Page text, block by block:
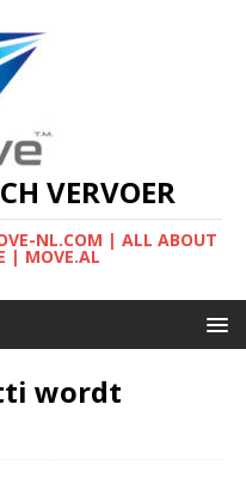
VERVOER
NL.COM | ALL ABOUT
| MOVE.AL
wordt